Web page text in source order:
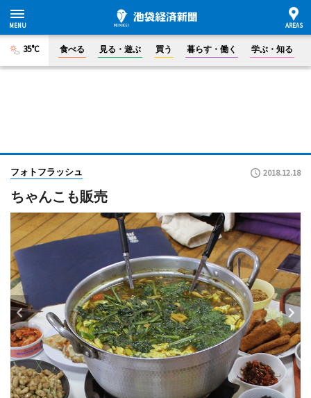
35°C 食べる 見る・遊ぶ 買う 暮らす・働く 学ぶ・知る
フォトフラッシュ 2018.12.18
ちゃんこも販売